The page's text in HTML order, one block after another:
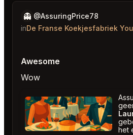
👻 @AssuringPrice78
in
Awesome
Wow
het